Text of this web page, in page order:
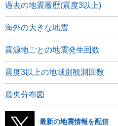
過去の地震履歴(震度3以上)
海外の大きな地震
震源地ごとの地震発生回数
震度3以上の地域別観測回数
震央分布図
最新の地震情報を配信